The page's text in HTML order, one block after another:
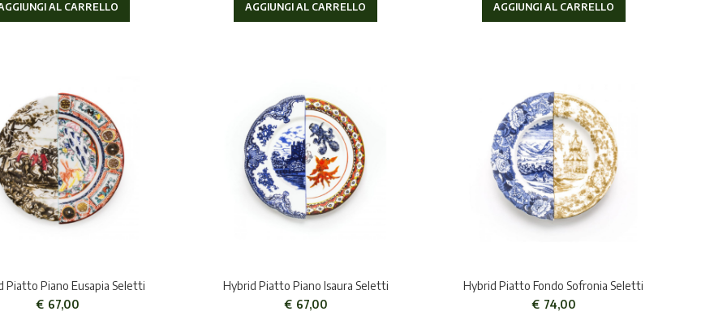
AL CARRELLO AGGIUNGI AL CARRELLO AGGIUNGI AL CARRELLO
Piatto Piano Eusapia Seletti
€ 67,00
Hybrid Piatto Piano Isaura Seletti
€ 67,00
Hybrid Piatto Fondo Sofronia Seletti
€ 74,00